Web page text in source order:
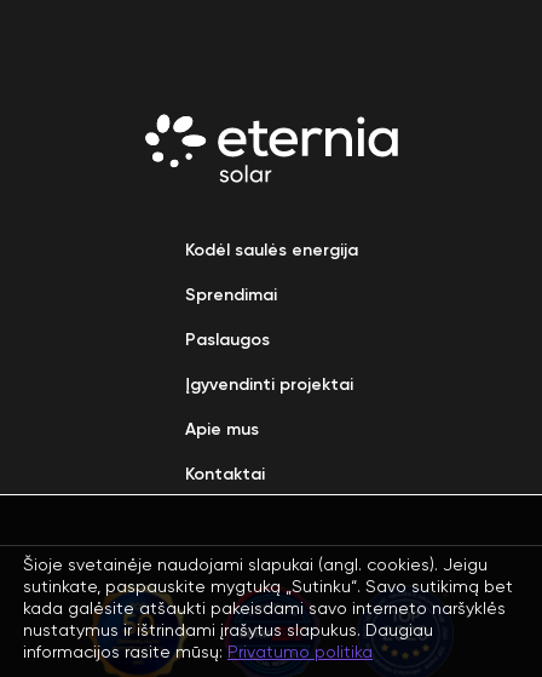
Kodėl saulės energija
Sprendimai
Paslaugos
Įgyvendinti projektai
Apie mus
Kontaktai
Šioje svetainėje naudojami slapukai (angl. cookies). Jeigu
sutinkate, paspauskite mygtuką „Sutinku“. Savo sutikimą bet
kada galėsite atšaukti pakeisdami savo interneto naršyklės
nustatymus ir ištrindami įrašytus slapukus. Daugiau
informacijos rasite mūsų:Privatumo politika